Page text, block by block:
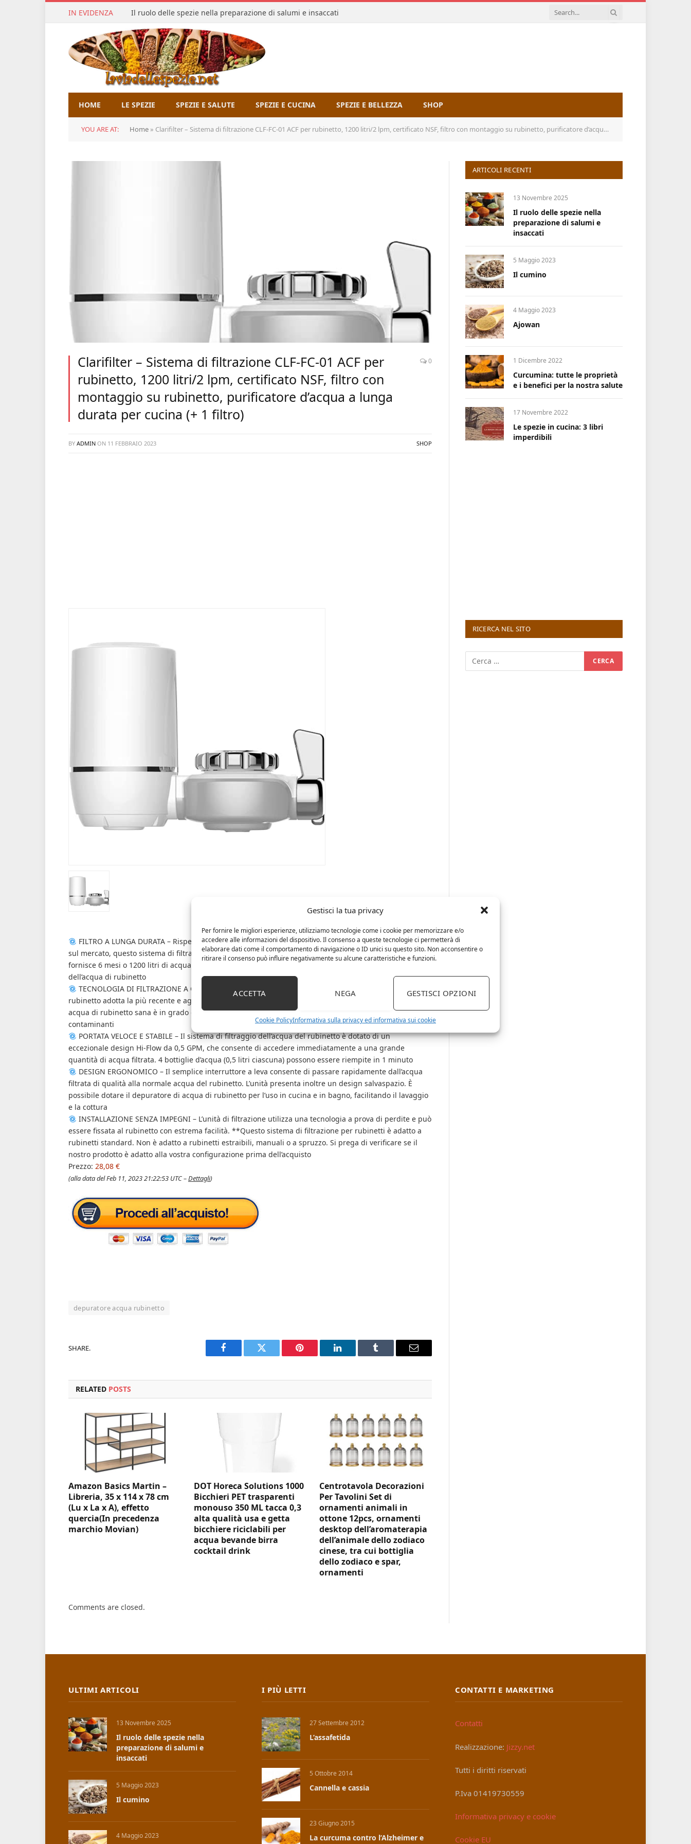
Gestisci la tua privacy
Per fornire le migliori esperienze, utilizziamo tecnologie come i cookie per memorizzare e/o
accedere alle informazioni del dispositivo. Il consenso a queste tecnologie ci permetterà di
elaborare dati come il comportamento di navigazione o ID unici su questo sito. Non acconsentire o
ritirare il consenso può influire negativamente su alcune caratteristiche e funzioni.
ACCETTA NEGA GESTISCI OPZIONI
Cookie PolicyInformativa sulla privacy ed informativa sui cookie
IN EVIDENZA Il ruolo delle spezie nella preparazione di salumi e insaccati
HOME LE SPEZIE SPEZIE E SALUTE SPEZIE E CUCINA SPEZIE E BELLEZZA SHOP
YOU ARE AT: Home » Clarifilter – Sistema di filtrazione CLF-FC-01 ACF per rubinetto, 1200 litri/2 lpm, certificato NSF, filtro con montaggio su rubinetto, purificatore d’acqua a lunga durata per cucina (+ 1 filtro)
Clarifilter – Sistema di filtrazione CLF-FC-01 ACF per
rubinetto, 1200 litri/2 lpm, certificato NSF, filtro con
montaggio su rubinetto, purificatore d’acqua a lunga
durata per cucina (+ 1 filtro)
0
BY ADMIN ON 11 FEBBRAIO 2023 SHOP
FILTRO A LUNGA DURATA – Rispetto alla maggior parte dei depuratori di acqua di rubinetto presenti
sul mercato, questo sistema di filtrazione ACF è caratterizzato da una lunga durata del filtro. Ogni filtro
fornisce 6 mesi o 1200 litri di acqua fresca e pulita, 2 volte più a lungo di molti altri sistemi di filtraggio
dell’acqua di rubinetto
TECNOLOGIA DI FILTRAZIONE A CINQUE STADI – Per creare un’acqua pulita definitiva, questo filtro da
rubinetto adotta la più recente e aggiornata fibra di carbone attivo (ACF). Questo filtro sostitutivo per
acqua di rubinetto sana è in grado di inibire efficacemente la crescita batterica e di ridurre il cloro e altri
contaminanti
PORTATA VELOCE E STABILE – Il sistema di filtraggio dell’acqua del rubinetto è dotato di un
eccezionale design Hi-Flow da 0,5 GPM, che consente di accedere immediatamente a una grande
quantità di acqua filtrata. 4 bottiglie d’acqua (0,5 litri ciascuna) possono essere riempite in 1 minuto
DESIGN ERGONOMICO – Il semplice interruttore a leva consente di passare rapidamente dall’acqua
filtrata di qualità alla normale acqua del rubinetto. L’unità presenta inoltre un design salvaspazio. È
possibile dotare il depuratore di acqua di rubinetto per l’uso in cucina e in bagno, facilitando il lavaggio
e la cottura
INSTALLAZIONE SENZA IMPEGNI – L’unità di filtrazione utilizza una tecnologia a prova di perdite e può
essere fissata al rubinetto con estrema facilità. **Questo sistema di filtrazione per rubinetti è adatto a
rubinetti standard. Non è adatto a rubinetti estraibili, manuali o a spruzzo. Si prega di verificare se il
nostro prodotto è adatto alla vostra configurazione prima dell’acquisto
Prezzo: 28,08 €
(alla data del Feb 11, 2023 21:22:53 UTC –Dettagli)
depuratore acqua rubinetto
SHARE.
Facebook Twitter Pinterest LinkedIn Tumblr Email
RELATED POSTS
Amazon Basics Martin –
Libreria, 35 x 114 x 78 cm
(Lu x La x A), effetto
quercia(In precedenza
marchio Movian)
DOT Horeca Solutions 1000
Bicchieri PET trasparenti
monouso 350 ML tacca 0,3
alta qualità usa e getta
bicchiere riciclabili per
acqua bevande birra
cocktail drink
Centrotavola Decorazioni
Per Tavolini Set di
ornamenti animali in
ottone 12pcs, ornamenti
desktop dell’aromaterapia
dell’animale dello zodiaco
cinese, tra cui bottiglia
dello zodiaco e spar,
ornamenti
Comments are closed.
ARTICOLI RECENTI
13 Novembre 2025
Il ruolo delle spezie nella
preparazione di salumi e
insaccati
5 Maggio 2023
Il cumino
4 Maggio 2023
Ajowan
1 Dicembre 2022
Curcumina: tutte le proprietà
e i benefici per la nostra salute
17 Novembre 2022
Le spezie in cucina: 3 libri
imperdibili
RICERCA NEL SITO
ULTIMI ARTICOLI
13 Novembre 2025
Il ruolo delle spezie nella
preparazione di salumi e
insaccati
5 Maggio 2023
Il cumino
4 Maggio 2023
I PIÙ LETTI
27 Settembre 2012
L’assafetida
5 Ottobre 2014
Cannella e cassia
23 Giugno 2015
La curcuma contro l’Alzheimer e
CONTATTI E MARKETING
Contatti
Realizzazione: Jizzy.net
Tutti i diritti riservati
P.Iva 01419730559
Informativa privacy e cookie
Cookie EU